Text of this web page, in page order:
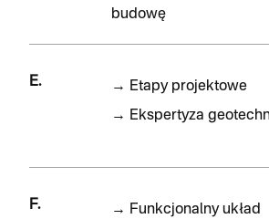
budowę
E. → Etapy projektowe
→ Ekspertyza
F. → Funkcjonalny układ